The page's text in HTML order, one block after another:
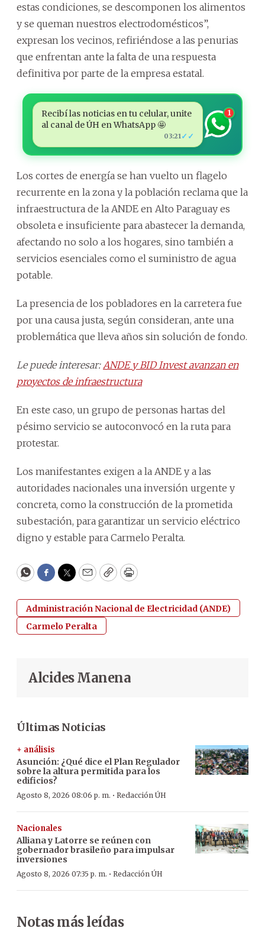
estas condiciones, se descomponen los alimentos
y se queman nuestros electrodomésticos”,
expresan los vecinos, refiriéndose a las penurias
que enfrentan ante la falta de una respuesta
definitiva por parte de la empresa estatal.
Recibí las noticias en tu celular, unite
al canal de ÚH en WhatsApp 🤩
03:21 ✓✓
1
Los cortes de energía se han vuelto un flagelo
recurrente en la zona y la población reclama que la
infraestructura de la ANDE en Alto Paraguay es
obsoleta e insuficiente para abastecer la demanda,
afectando no solo a los hogares, sino también a
servicios esenciales como el suministro de agua
potable.
La presencia de los pobladores en la carretera fue
por una causa justa, según consideran, ante una
problemática que lleva años sin solución de fondo.
Le puede interesar: ANDE y BID Invest avanzan en
proyectos de infraestructura
En este caso, un grupo de personas hartas del
pésimo servicio se autoconvocó en la ruta para
protestar.
Los manifestantes exigen a la ANDE y a las
autoridades nacionales una inversión urgente y
concreta, como la construcción de la prometida
subestación, para garantizar un servicio eléctrico
digno y estable para Carmelo Peralta.
WhatsApp
Facebook
Twitter
EmailCopyPrint
Administración Nacional de Electricidad (ANDE)
Carmelo Peralta
Alcides Manena
Últimas Noticias
+ análisis
Asunción: ¿Qué dice el Plan Regulador
sobre la altura permitida para los
edificios?
Agosto 8, 2026 08:06 p. m. · Redacción ÚH
Nacionales
Alliana y Latorre se reúnen con
gobernador brasileño para impulsar
inversiones
Agosto 8, 2026 07:35 p. m. · Redacción ÚH
Notas más leídas